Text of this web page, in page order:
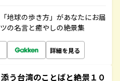
地球の歩き方」があなたにお届
の名言と癒やしの絶景集
詳細を見る
う台湾のことばと絶景１０